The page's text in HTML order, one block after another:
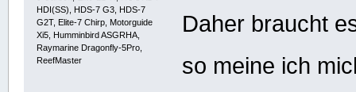
HDI(SS), HDS-7 G3, HDS-7
G2T, Elite-7 Chirp, Motorguide
Xi5, Humminbird ASGRHA,
Raymarine Dragonfly-5Pro,
ReefMaster
Daher braucht
so meine ich